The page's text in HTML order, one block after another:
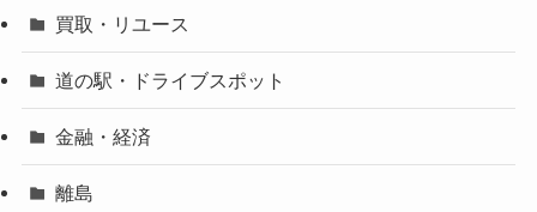
買取・リユース
道の駅・ドライブスポット
金融・経済
離島